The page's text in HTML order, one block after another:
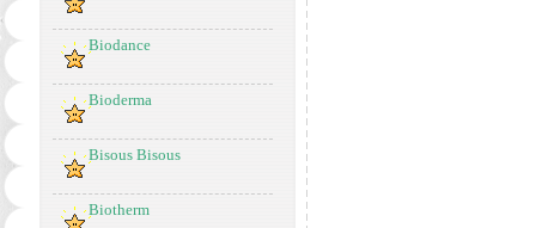
Biodance
Bioderma
Bisous Bisous
Biotherm